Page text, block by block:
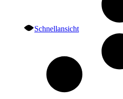
Schnellansicht